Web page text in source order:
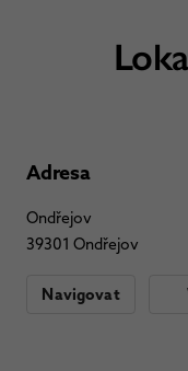
Adresa
Ondřejov
39301 Ondřejov
Navigovat